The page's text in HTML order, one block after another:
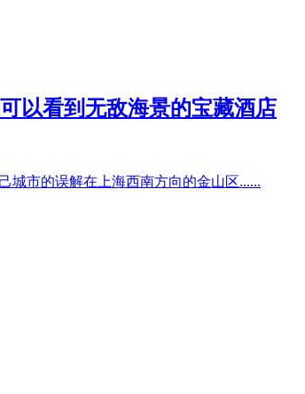
以看到无敌海景的宝藏酒店
城市的误解在上海西南方向的金山区......